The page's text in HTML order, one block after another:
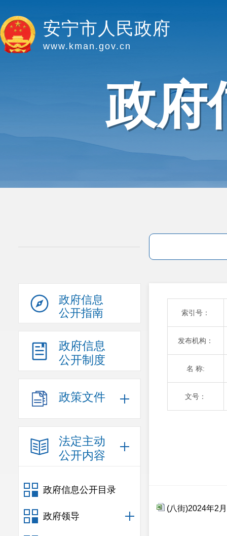
安宁市人民政府
www.kman.gov.cn
政府
政府信息
公开指南
政府信息
公开制度
政策文件
法定主动
公开内容
政府信息公开目录
政府领导
索引号：
发布机构：
名 称:
文号：
(八街)2024年2